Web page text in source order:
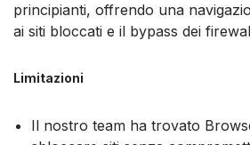
principianti, offrendo una
ai siti bloccati e il bypass dei
Limitazioni
Il nostro team ha trovato